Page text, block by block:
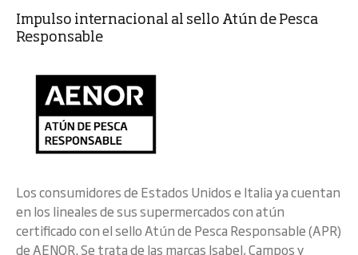
Impulso internacional al sello Atún de Pesca
Responsable
Los consumidores de Estados Unidos e Italia ya cuentan
en los lineales de sus supermercados con atún
certificado con el sello Atún de Pesca Responsable (APR)
de AENOR. Se trata de las marcas Isabel, Campos y